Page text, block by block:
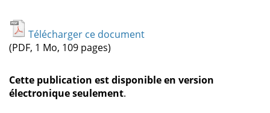
Télécharger ce document
(PDF, 1 Mo, 109 pages)
Cette publication est disponible en version
électronique seulement.